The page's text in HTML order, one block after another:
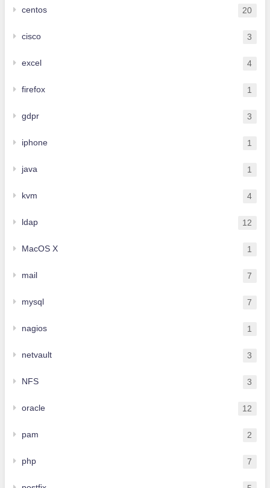
centos 20
cisco 3
excel 4
firefox 1
gdpr 3
iphone 1
java 1
kvm 4
ldap 12
MacOS X 1
mail 7
mysql 7
nagios 1
netvault 3
NFS 3
oracle 12
pam 2
php 7